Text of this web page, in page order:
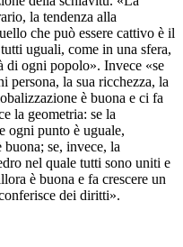
la tendenza alla
che può essere cattivo è il
uguali, come in una sfera,
di ogni popolo». Invece «se
persona, la sua ricchezza, la
è buona e ci fa
la geometria: se la
ogni punto è uguale,
se, invece, la
nel quale tutti sono uniti e
è buona e fa crescere un
dei diritti».